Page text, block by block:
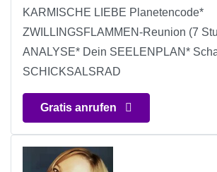
KARMISCHE LIEBE Planetencode*
ZWILLINGSFLAMMEN-Reunion (7
ANALYSE* Dein SEELENPLAN*
SCHICKSALSRAD
Gratis anrufen